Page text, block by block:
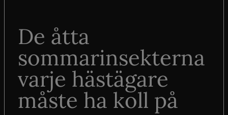
De åtta
sommarinsekterna
varje hästägare
måste ha koll på